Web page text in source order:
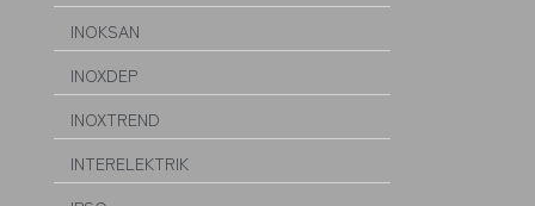
INOKSAN
INOXDEP
INOXTREND
INTERELEKTRIK